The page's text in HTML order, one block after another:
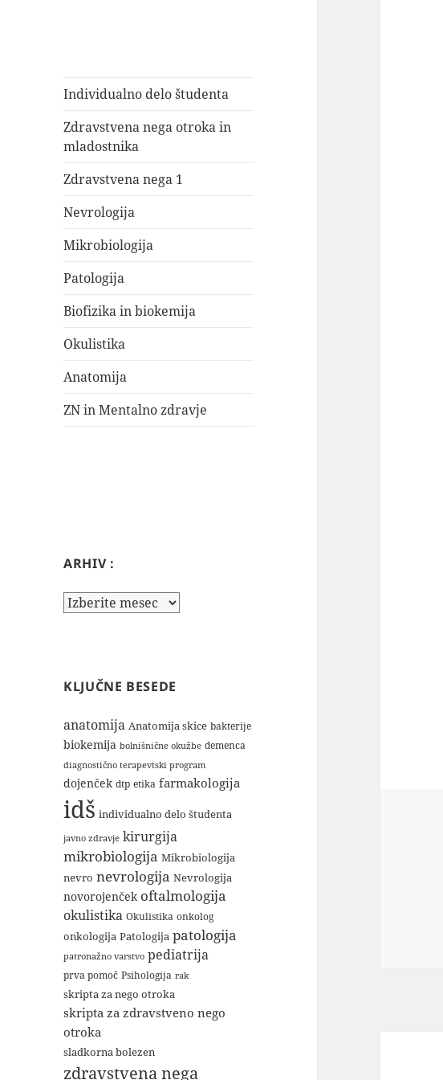
Individualno delo študenta
Zdravstvena nega otroka in
mladostnika
Zdravstvena nega 1
Nevrologija
Mikrobiologija
Patologija
Biofizika in biokemija
Okulistika
Anatomija
ZN in Mentalno zdravje
ARHIV :
Arhiv
KLJUČNE BESEDE
anatomija Anatomija skice bakterije
biokemija bolnišnične okužbe demenca
diagnostično terapevtski program
dojenček dtp etika farmakologija
idš individualno delo študenta
javno zdravje kirurgija
mikrobiologija Mikrobiologija
nevro nevrologija Nevrologija
novorojenček oftalmologija
okulistika Okulistika onkolog
onkologija Patologija patologija
patronažno varstvo pediatrija
prva pomoč Psihologija rak
skripta za nego otroka
skripta za zdravstveno nego
otroka
sladkorna bolezen
zdravstvena nega